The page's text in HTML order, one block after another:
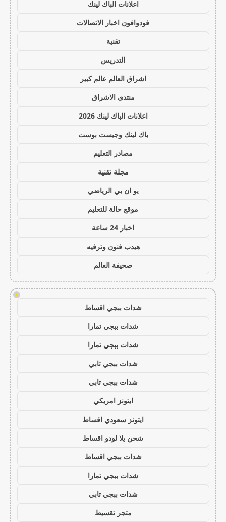
اعلانات الباك لينك
فودوافون اخبار الاتصالات
تقنية
التدريس
اشراق العالم عالم كبير
منتدى الاشراق
اعلانات الباك لينك 2026
باك لينك وجيست بوست
مصادر التعليم
مجلة تقنية
يو ان بي الرياضي
موقع حالة للتعليم
اخبار 24 ساعة
هيدب فنون وترفيه
صحيفة العالم
!
شدات ببجي اقساط
شدات ببجي تمارا
شدات ببجي تمارا
شدات ببجي تابي
شدات ببجي تابي
ايتونز امريكي
ايتونز سعودي اقساط
شحن يلا لودو اقساط
شدات ببجي اقساط
شدات ببجي تمارا
شدات ببجي تابي
متجر تقسيط